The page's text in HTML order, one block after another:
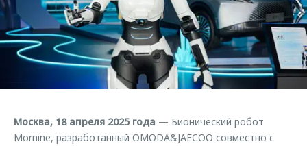
Страхование
Кредитный калькулятор
Аксессуары
Одежда и сувениры
Запчасти
Клиентская поддержка
O&J Автоклуб
Клуб владельцев OMODA
Одежда и сувениры
Обратная связь
Москва, 18 апреля 2025 года — Бионический робот
Mornine, разработанный OMODA&JAECOO совместно с